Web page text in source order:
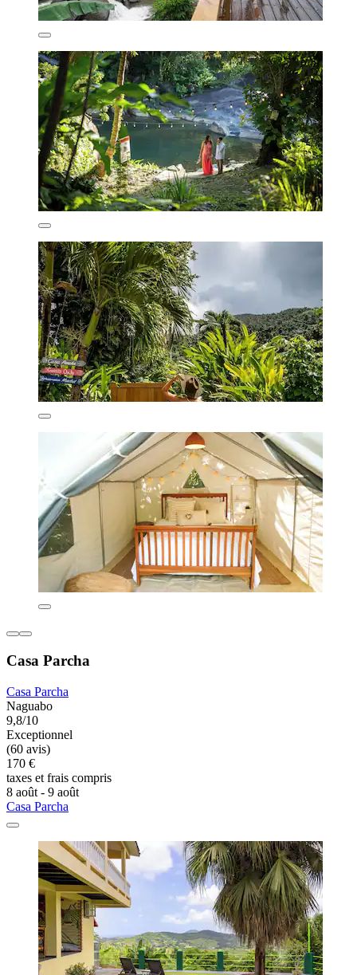
Casa Parcha
Casa Parcha
Naguabo
9,8/10
Exceptionnel
(60 avis)
170 €
taxes et frais compris
8 août - 9 août
Casa Parcha